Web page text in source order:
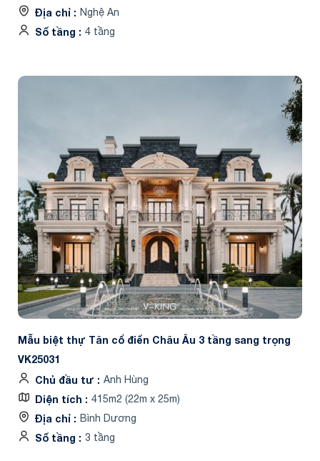
Địa chỉ Nghệ An
Số tầng 4 tầng
Mẫu biệt thự Tân cổ điển Châu Âu 3 tầng sang trọng
VK25031
Chủ đầu tư
Anh Hùng
Diện tích 415m2 (22m x 25m)
Địa chỉ Bình Dương
Số tầng 3 tầng